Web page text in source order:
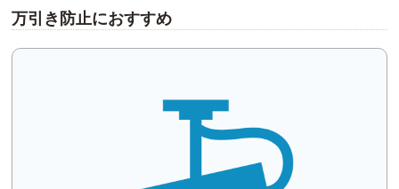
万引き防止におすすめ